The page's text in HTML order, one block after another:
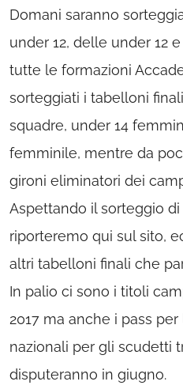
Domani saranno
under 12, delle under 12
tutte le formazioni
sorteggiati i tabelloni
squadre, under 14
femminile, mentre da
gironi eliminatori dei
Aspettando il sorteggio
riporteremo qui sul sito,
altri tabelloni finali che
In palio ci sono i titoli
2017 ma anche i pass
nazionali per gli scudetti
disputeranno in giugno.